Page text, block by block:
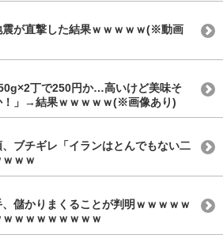
震が直撃した結果ｗｗｗｗｗ(※動画
丁で250円か…高いけど美味そ
！」→結果ｗｗｗｗｗ(※画像あり)
、ブチギレ「イランはとんでもない二
ｗｗ
、儲かりまくることが判明ｗｗｗｗｗ
ｗｗｗｗｗｗｗｗ